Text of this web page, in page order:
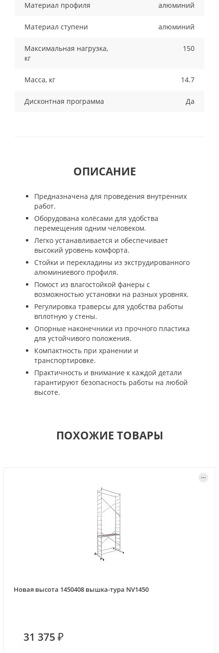
Материал профиля алюминий
Материал ступени алюминий
Максимальная нагрузка,
кг
150
Масса, кг 14.7
Дисконтная программа Да
ОПИСАНИЕ
Предназначена для проведения внутренних
работ.
Оборудована колёсами для удобства
перемещения одним человеком.
Легко устанавливается и обеспечивает
высокий уровень комфорта.
Стойки и перекладины из экструдированного
алюминиевого профиля.
Помост из влагостойкой фанеры с
возможностью установки на разных уровнях.
Регулировка траверсы для удобства работы
вплотную у стены.
Опорные наконечники из прочного пластика
для устойчивого положения.
Компактность при хранении и
транспортировке.
Практичность и внимание к каждой детали
гарантируют безопасность работы на любой
высоте.
ПОХОЖИЕ ТОВАРЫ
Новая высота 1450408 вышка-тура NV1450
31 375 ₽